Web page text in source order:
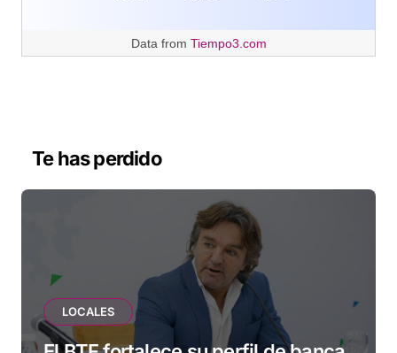
Data from Tiempo3.com
Te has perdido
LOCALES